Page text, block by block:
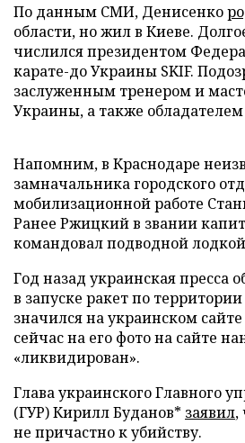
По данным СМИ, Денисенко
области, но жил в Киеве.
числился президентом
карате-до Украины SKIF.
заслуженным тренером и
Украины, а также обладателем
Напомним, в Краснодаре
замначальника городского
мобилизационной работе
Ранее Ржицкий в звании
командовал подводной
Год назад украинская пресса
в запуске ракет по
значился на украинском
сейчас на его фото на сайте
«ликвидирован».
Глава украинского Главного
(ГУР) Кирилл Буданов* заявил,
не причастно к убийству.